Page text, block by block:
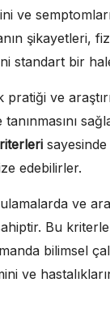
ve
şikayetleri,
standart bir
ve
edebilirler.
ve
Bu
bilimsel
ve